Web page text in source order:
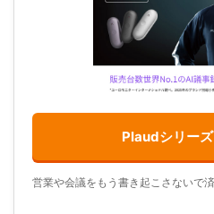
Plaudシリー
営業や会議をもう書き起こさないで